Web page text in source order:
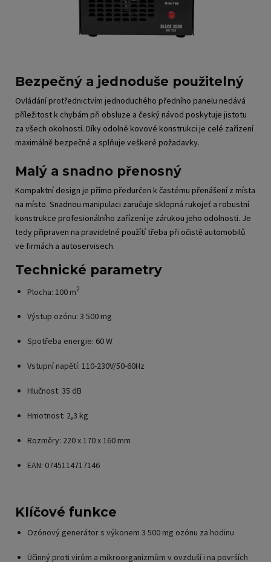
Bezpečný a jednoduše použitelný
Ovládání protřednictvím jednoduchého předního panelu nedává
příležitost k chybám při obsluze a český návod poskytuje jistotu
za všech okolností. Díky odolné kovové konstrukci je celé zařízení
maximálně bezpečné a splňuje veškeré požadavky.
Malý a snadno přenosný
Kompaktní design je přímo předurčen k častému přenášení z místa
na místo. Snadnou manipulaci zaručuje sklopná rukojeť a robustní
konstrukce profesionálního zařízení je zárukou jeho odolnosti. Je
tedy připraven na pravidelné použítí třeba při očistě automobilů
ve firmách a autoservisech.
Technické parametry
Plocha: 100 m2
Výstup ozónu: 3 500 mg
Spotřeba energie: 60 W
Vstupní napětí: 110-230V/50-60Hz
Hlučnost: 35 dB
Hmotnost: 2,3 kg
Rozměry: 220 x 170 x 160 mm
EAN: 0745114717146
Klíčové funkce
Ozónový generátor s výkonem 3 500 mg ozónu za hodinu
Účinný proti virům a mikroorganizmům v ovzduší i na površích